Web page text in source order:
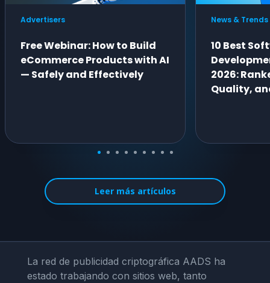
Advertisers
Free Webinar: How to Build
eCommerce Products with AI
— Safely and Effectively
News & Trends
10 Best
2026:
Quality,
Leer más artículos
La red de publicidad criptográfica AADS ha
estado trabajando con sitios web, tanto